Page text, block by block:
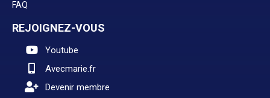
FAQ
REJOIGNEZ-VOUS
Youtube
Avecmarie.fr
Devenir membre